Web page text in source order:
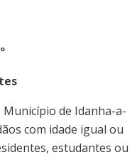
Município de Idanha-a-
com idade igual ou
estudantes ou